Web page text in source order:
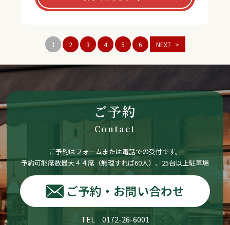
1 2 3 4 5 6 NEXT
ご予約
Contact
ご予約はフォームまたは電話での受付です。
予約可能席数最大４４席（無理すれば60人）、25台以上駐車場
ご予約・お問い合わせ
TEL 0172-26-6001